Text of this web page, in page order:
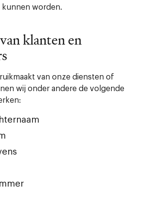
worden.
klanten en
van onze diensten of
wij onder andere de volgende